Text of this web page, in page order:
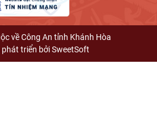
về Công An tỉnh Khánh Hòa
phát triển bởiSweetSoft